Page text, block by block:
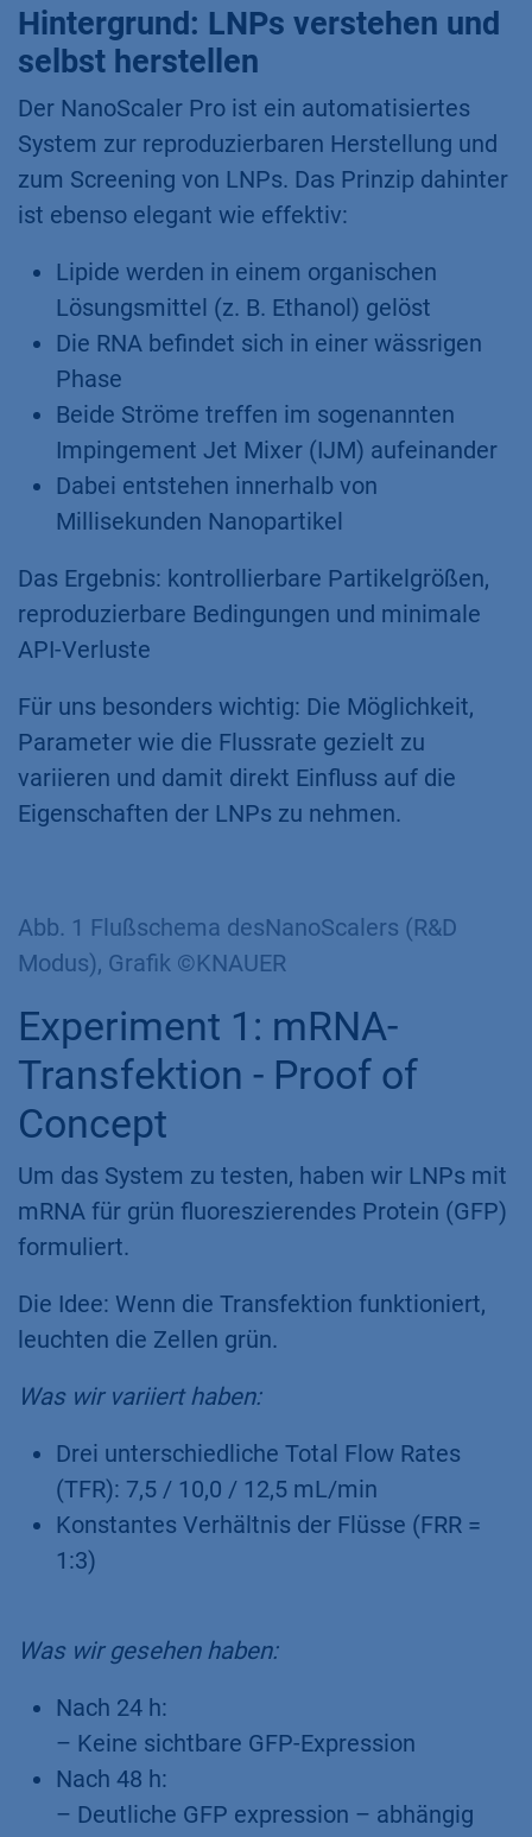
Hintergrund: LNPs verstehen und
selbst herstellen
Der NanoScaler Pro ist ein automatisiertes
System zur reproduzierbaren Herstellung und
zum Screening von LNPs. Das Prinzip dahinter
ist ebenso elegant wie effektiv:
Lipide werden in einem organischen
Lösungsmittel (z. B. Ethanol) gelöst
Die RNA befindet sich in einer wässrigen
Phase
Beide Ströme treffen im sogenannten
Impingement Jet Mixer (IJM) aufeinander
Dabei entstehen innerhalb von
Millisekunden Nanopartikel
Das Ergebnis: kontrollierbare Partikelgrößen,
reproduzierbare Bedingungen und minimale
API-Verluste
Für uns besonders wichtig: Die Möglichkeit,
Parameter wie die Flussrate gezielt zu
variieren und damit direkt Einfluss auf die
Eigenschaften der LNPs zu nehmen.
Abb. 1 Flußschema desNanoScalers (R&D
Modus), Grafik ©KNAUER
Experiment 1: mRNA-
Transfektion - Proof of
Concept
Um das System zu testen, haben wir LNPs mit
mRNA für grün fluoreszierendes Protein (GFP)
formuliert.
Die Idee: Wenn die Transfektion funktioniert,
leuchten die Zellen grün.​
Was wir variiert haben:
Drei unterschiedliche Total Flow Rates
(TFR): 7,5 / 10,0 / 12,5 mL/min
Konstantes Verhältnis der Flüsse (FRR =
1:3)
Was wir gesehen haben:
Nach 24 h:
– Keine sichtbare GFP-Expression
Nach 48 h:
– Deutliche GFP expression – abhängig